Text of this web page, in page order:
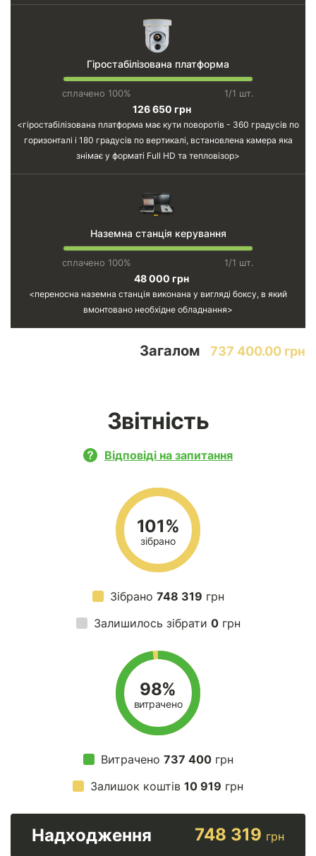
Гіростабілізована платформа
сплачено 100% 1/1 шт.
126 650 грн
гіростабілізована платформа має кути поворотів - 360 градусів по
горизонталі і 180 градусів по вертикалі, встановлена камера яка
знімає у форматі Full HD та тепловізор
Наземна станція керування
сплачено 100% 1/1 шт.
48 000 грн
переносна наземна станція виконана у вигляді боксу, в який
вмонтовано необхідне обладнання
Загалом 737 400.00 грн
Звітність
Відповіді на запитання
101%
зібрано
Зібрано 748 319 грн
Залишилось зібрати 0грн
98%
витрачено
Витрачено 737 400грн
Залишок коштів 10 919 грн
Надходження 748 319 грн